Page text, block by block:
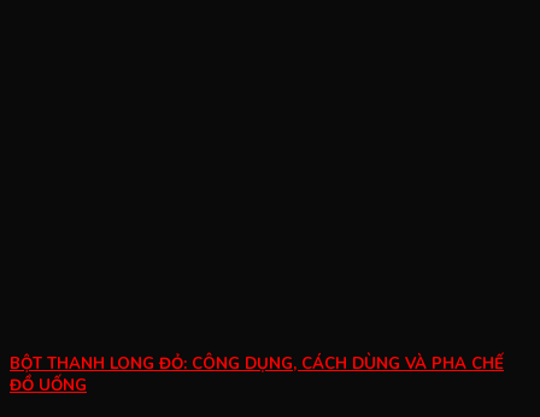
BỘT THANH LONG ĐỎ: CÔNG DỤNG, CÁCH DÙNG VÀ PHA CHẾ
ĐỒ UỐNG